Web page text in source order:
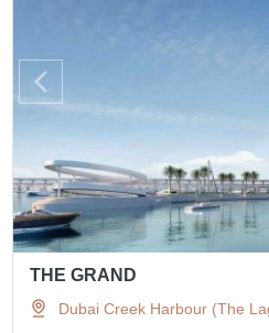
THE GRAND
Dubai Creek Harbour (The